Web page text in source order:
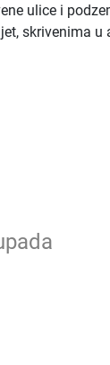
ulice i
skrivenima u